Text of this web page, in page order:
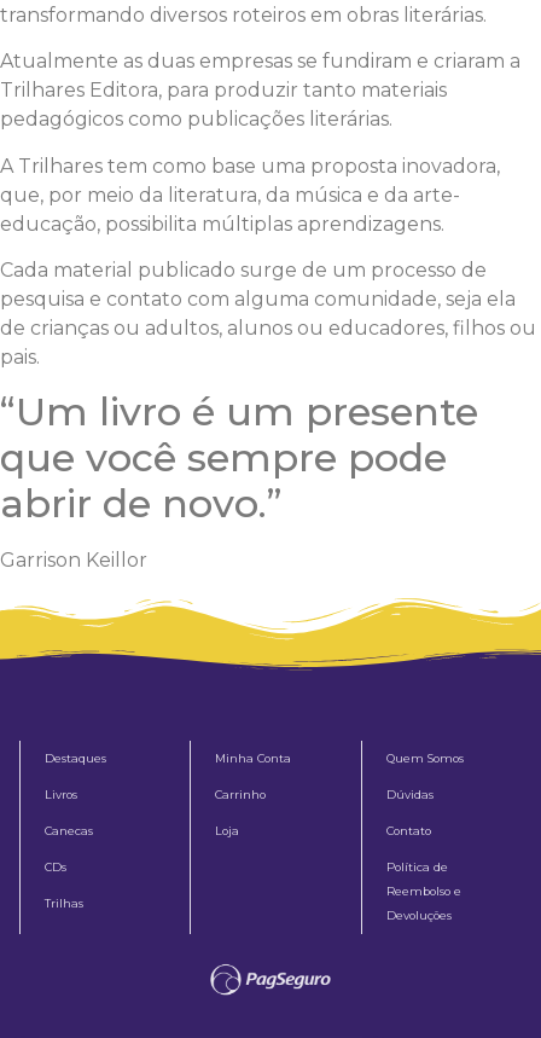
transformando diversos roteiros em obras literárias.
Atualmente as duas empresas se fundiram e criaram a
Trilhares Editora, para produzir tanto materiais
pedagógicos como publicações literárias.
A Trilhares tem como base uma proposta inovadora,
que, por meio da literatura, da música e da arte-
educação, possibilita múltiplas aprendizagens.
Cada material publicado surge de um processo de
pesquisa e contato com alguma comunidade, seja ela
de crianças ou adultos, alunos ou educadores, filhos ou
pais.
“Um livro é um presente
que você sempre pode
abrir de novo.”
Garrison Keillor
Destaques
Livros
Canecas
CDs
Trilhas
Minha Conta
Carrinho
Loja
Quem Somos
Dúvidas
Contato
Política de
Reembolso e
Devoluções